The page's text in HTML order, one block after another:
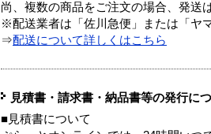
尚、複数の商品をご注文の場合、発送
※配送業者は「佐川急便」または「ヤ
⇒配送について詳しくはこちら
見積書・請求書・納品書等の発行に
■見積書について